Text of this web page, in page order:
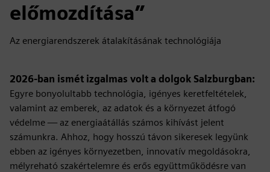
előmozdítása”
Az energiarendszerek átalakításának technológiája
2026-ban ismét izgalmas volt a dolgok Salzburgban:
Egyre bonyolultabb technológia, igényes keretfeltételek,
valamint az emberek, az adatok és a környezet átfogó
védelme — az energiaátállás számos kihívást jelent
számunkra. Ahhoz, hogy hosszú távon sikeresek legyünk
ebben az igényes környezetben, innovatív megoldásokra,
mélyreható szakértelemre és erős együttműködésre van